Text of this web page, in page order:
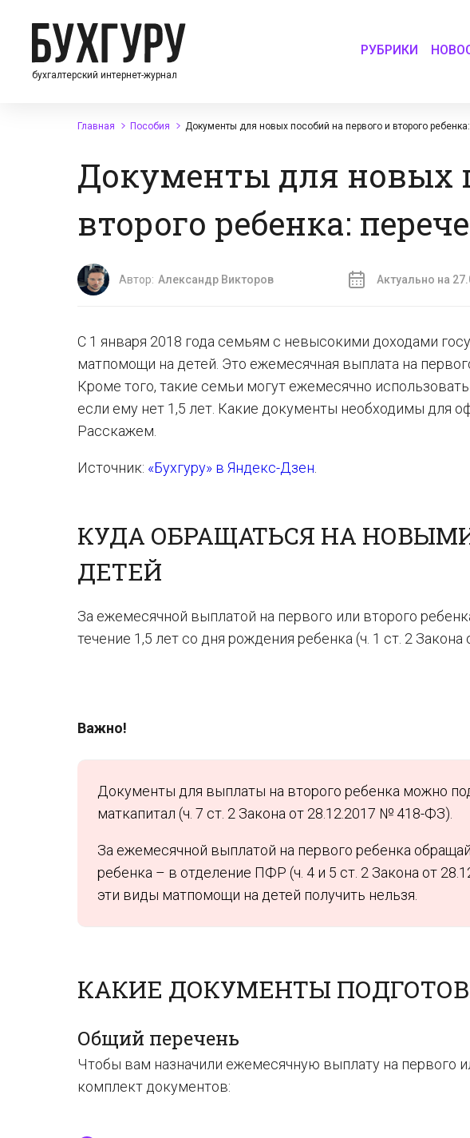
бухгалтерский интернет-журнал
РУБРИКИ
Главная Пособия Документы для новых пособий на первого и второго
Документы для новых
второго ребенка:
Автор: Александр Викторов Актуально на
С 1 января 2018 года семьям с невысокими доходами
матпомощи на детей. Это ежемесячная выплата на
Кроме того, такие семьи могут ежемесячно
если ему нет 1,5 лет. Какие документы необходимы для
Расскажем.
Источник: «Бухгуру» в Яндекс-Дзен
КУДА ОБРАЩАТЬСЯ НА
ДЕТЕЙ
За ежемесячной выплатой на первого или второго
течение 1,5 лет со дня рождения ребенка (ч. 1 ст. 2
Важно!
Документы для выплаты на второго ребенка можно
маткапитал (ч. 7 ст. 2 Закона от 28.12.2017 № 418-ФЗ).
За ежемесячной выплатой на первого ребенка
ребенка – в отделение ПФР (ч. 4 и 5 ст. 2 Закона от
эти виды матпомощи на детей получить нельзя.
КАКИЕ ДОКУМЕНТЫ
Общий перечень
Чтобы вам назначили ежемесячную выплату на первого
комплект документов: